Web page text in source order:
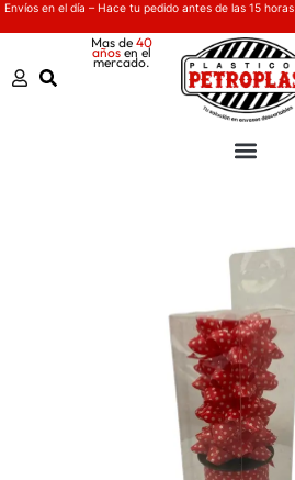
Envíos en el día – Hace tu pedido antes de las 15 horas
Mas de 40
añosen el
mercado.